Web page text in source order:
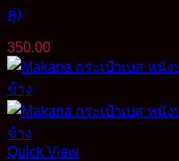
คู่)
350.00
Quick View